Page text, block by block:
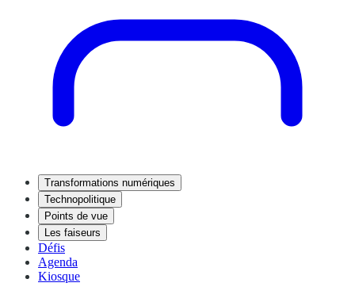
Transformations numériques
Technopolitique
Points de vue
Les faiseurs
Défis
Agenda
Kiosque